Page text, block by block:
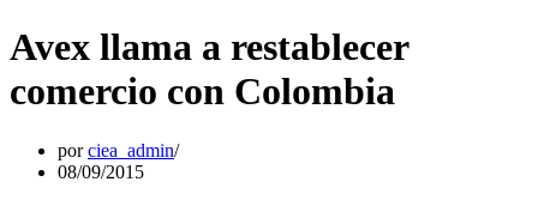
Avex llama a restablecer
comercio con Colombia
porciea_admin
08/09/2015